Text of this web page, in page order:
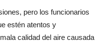
pero los funcionarios
estén atentos y
calidad del aire causada